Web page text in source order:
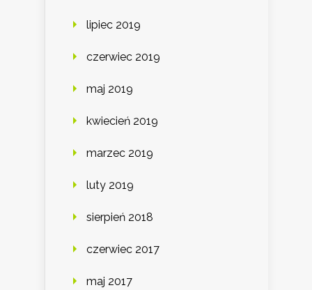
lipiec 2019
czerwiec 2019
maj 2019
kwiecień 2019
marzec 2019
luty 2019
sierpień 2018
czerwiec 2017
maj 2017